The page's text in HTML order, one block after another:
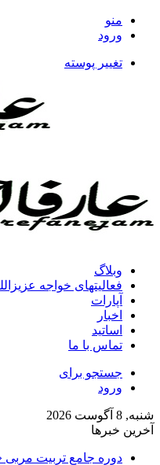
منو
ورود
تغییر پوسته
وبلاگ
فعالیتهای خواجه
آپارات
اخبار
اساتید
تماس با ما
جستجو برای
ورود
شنبه, 8 آگوست 2026
آخرین خبرها
دوره جامع تربیت